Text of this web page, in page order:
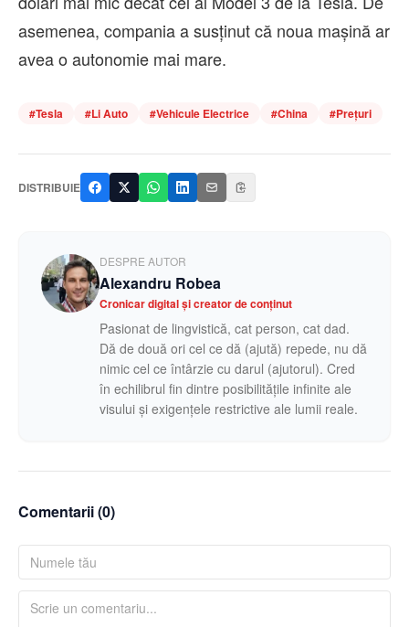
asemenea, compania a susţinut că noua maşină ar
avea o autonomie mai mare.
#Tesla #Li Auto #Vehicule Electrice #China #Prețuri
DISTRIBUIE
DESPRE AUTOR
Alexandru Robea
Cronicar digital și creator de conținut
Pasionat de lingvistică, cat person, cat dad.
Dă de două ori cel ce dă (ajută) repede, nu dă
nimic cel ce întârzie cu darul (ajutorul). Cred
în echilibrul fin dintre posibilitățile infinite ale
visului și exigențele restrictive ale lumii reale.
Comentarii (0)